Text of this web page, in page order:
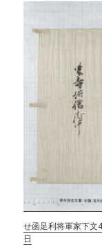
せ函足利将軍家下文
日